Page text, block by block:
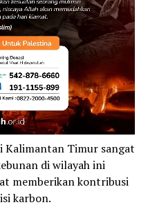
Kalimantan Timur sangat
di wilayah ini
memberikan kontribusi
karbon.